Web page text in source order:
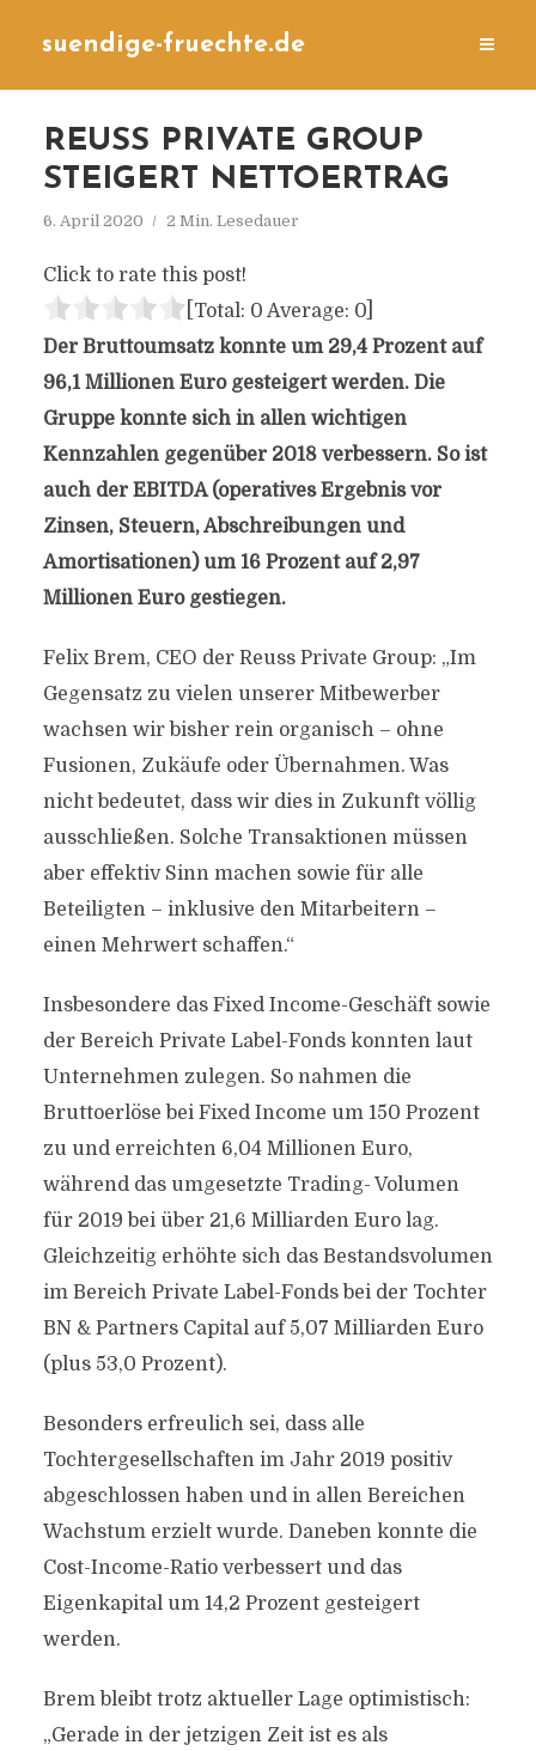
suendige-fruechte.de
REUSS PRIVATE GROUP
STEIGERT NETTOERTRAG
6. April 2020 2 Min. Lesedauer
Click to rate this post!
[Total: 0 Average: 0]
Der Bruttoumsatz konnte um 29,4 Prozent auf
96,1 Millionen Euro gesteigert werden. Die
Gruppe konnte sich in allen wichtigen
Kennzahlen gegenüber 2018 verbessern. So ist
auch der EBITDA (operatives Ergebnis vor
Zinsen, Steuern, Abschreibungen und
Amortisationen) um 16 Prozent auf 2,97
Millionen Euro gestiegen.
Felix Brem, CEO der Reuss Private Group: „Im
Gegensatz zu vielen unserer Mitbewerber
wachsen wir bisher rein organisch – ohne
Fusionen, Zukäufe oder Übernahmen. Was
nicht bedeutet, dass wir dies in Zukunft völlig
ausschließen. Solche Transaktionen müssen
aber effektiv Sinn machen sowie für alle
Beteiligten – inklusive den Mitarbeitern –
einen Mehrwert schaffen.“
Insbesondere das Fixed Income-Geschäft sowie
der Bereich Private Label-Fonds konnten laut
Unternehmen zulegen. So nahmen die
Bruttoerlöse bei Fixed Income um 150 Prozent
zu und erreichten 6,04 Millionen Euro,
während das umgesetzte Trading- Volumen
für 2019 bei über 21,6 Milliarden Euro lag.
Gleichzeitig erhöhte sich das Bestandsvolumen
im Bereich Private Label-Fonds bei der Tochter
BN & Partners Capital auf 5,07 Milliarden Euro
(plus 53,0 Prozent).
Besonders erfreulich sei, dass alle
Tochtergesellschaften im Jahr 2019 positiv
abgeschlossen haben und in allen Bereichen
Wachstum erzielt wurde. Daneben konnte die
Cost-Income-Ratio verbessert und das
Eigenkapital um 14,2 Prozent gesteigert
werden.
Brem bleibt trotz aktueller Lage optimistisch:
„Gerade in der jetzigen Zeit ist es als